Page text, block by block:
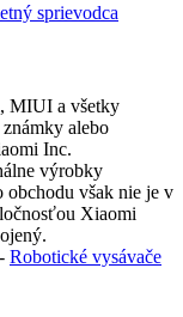
sprievodca
MIUI a všetky
alebo
Inc.
výrobky
však nie je v
Xiaomi
- Robotické vysávače